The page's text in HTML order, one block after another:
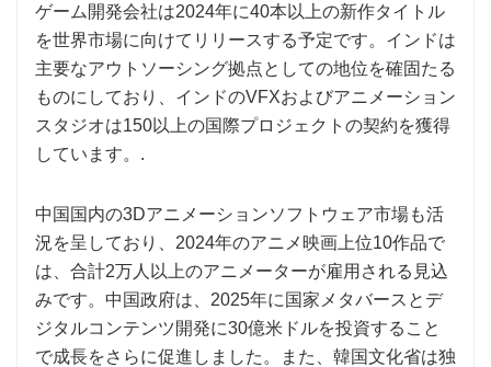
ゲーム開発会社は2024年に40本以上の新作タイトル
を世界市場に向けてリリースする予定です。インドは
主要なアウトソーシング拠点としての地位を確固たる
ものにしており、インドのVFXおよびアニメーション
スタジオは150以上の国際プロジェクトの契約を獲得
しています。.
中国国内の3Dアニメーションソフトウェア市場も活
況を呈しており、2024年のアニメ映画上位10作品で
は、合計2万人以上のアニメーターが雇用される見込
みです。中国政府は、2025年に国家メタバースとデ
ジタルコンテンツ開発に30億米ドルを投資すること
で成長をさらに促進しました。また、韓国文化省は独